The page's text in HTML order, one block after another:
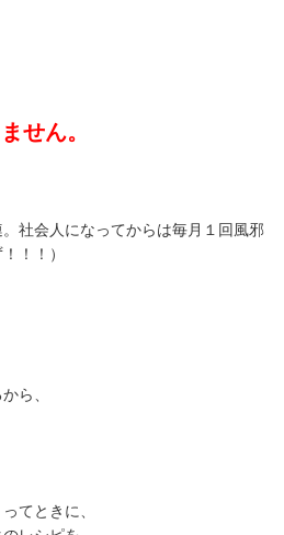
せん。
。社会人になってからは毎月１回風邪
！！）
ら、
てときに、